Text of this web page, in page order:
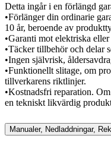
Detta ingår i en förlängd
•Förlänger din ordinarie
10 år, beroende av
•Garanti mot elektriska
•Täcker tillbehör och delar
•Ingen självrisk,
•Funktionellt slitage, om
tillverkarens riktlinjer.
•Kostnadsfri reparation.
en tekniskt likvärdig
Manualer, Nedladdningar,